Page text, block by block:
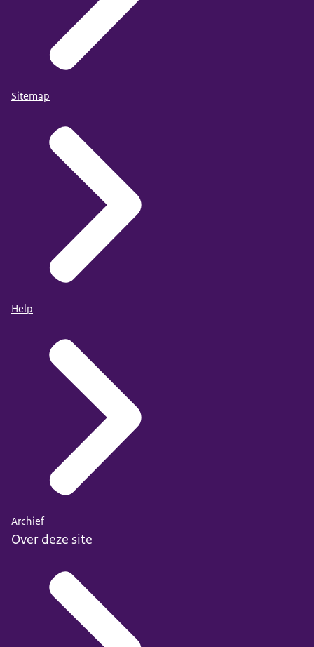
Sitemap
Help
Archief
Over deze site